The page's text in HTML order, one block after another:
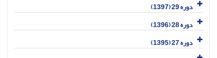
دوره 29 (1397)
دوره 28 (1396)
دوره 27 (1395)